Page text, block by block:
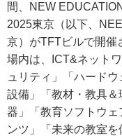
間、NEW
2025東京（以下、
京）がTFTビルで開催
場内は、ICT&ネット
ュリティ」「ハード
設備」「教材・教具＆
器」「教育ソフトウェ
ンツ」「未来の教室を